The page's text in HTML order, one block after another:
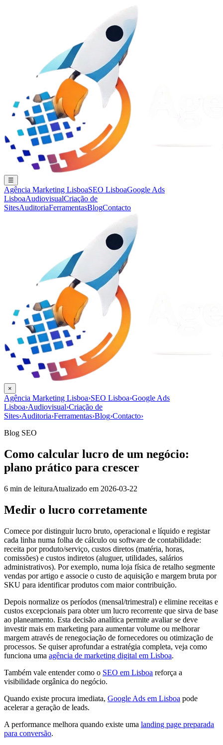
☰
Agência Marketing LisboaSEO LisboaGoogle Ads
LisboaAudiovisualCriação de
SitesAuditoriaFerramentasBlogContacto
×
Agência Marketing Lisboa›SEO Lisboa›Google Ads
Lisboa›Audiovisual›Criação de
Sites›Auditoria›Ferramentas›Blog›Contacto›
Blog SEO
Como calcular lucro de um negócio:
plano prático para crescer
6 min de leituraAtualizado em 2026-03-22
Medir o lucro corretamente
Comece por distinguir lucro bruto, operacional e líquido e registar
cada linha numa folha de cálculo ou software de contabilidade:
receita por produto/serviço, custos diretos (matéria, horas,
comissões) e custos indiretos (aluguer, utilidades, salários
administrativos). Por exemplo, numa loja física de retalho segmente
vendas por artigo e associe o custo de aquisição e margem bruta por
SKU para identificar produtos com maior contribuição.
Depois normalize os períodos (mensal/trimestral) e elimine receitas e
custos excepcionais para obter um lucro recorrente que sirva de base
ao planeamento. Esta decisão analítica permite avaliar se deve
investir mais em marketing para aumentar volume ou melhorar
margem através de renegociação de fornecedores ou otimização de
processos. Se quiser aprofundar a estratégia completa, veja como
funciona uma agência de marketing digital em Lisboa.
Também vale entender como o SEO em Lisboa reforça a
visibilidade orgânica do negócio.
Quando existe procura imediata, Google Ads em Lisboa pode
acelerar a geração de leads.
A performance melhora quando existe uma landing page preparada
para conversão.